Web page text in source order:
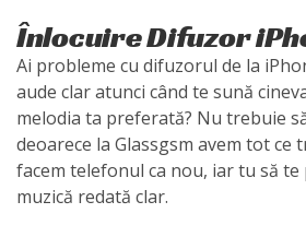
Înlocuire Difuzor
Ai probleme cu difuzorul de la
aude clar atunci când te sună
melodia ta preferată? Nu trebuie
deoarece la Glassgsm avem tot ce
facem telefonul ca nou, iar tu să
muzică redată clar.